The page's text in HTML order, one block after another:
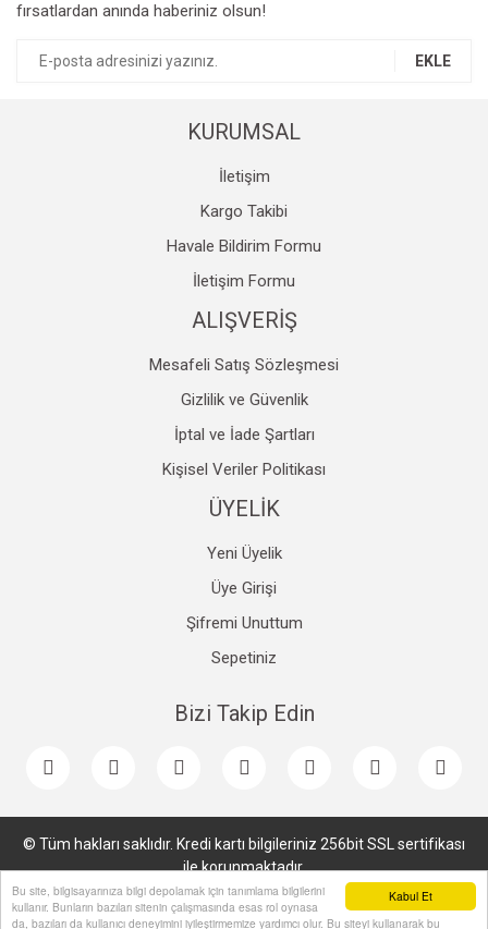
Kabul Et
Bu site, bilgisayarınıza bilgi depolamak için tanımlama bilgilerini
kullanır. Bunların bazıları sitenin çalışmasında esas rol oynasa
da, bazıları da kullanıcı deneyimini iyileştirmemize yardımcı olur. Bu siteyi kullanarak bu
Ürün açıklamasında eksik bilgiler bulunuyor.
Gönder
fırsatlardan anında haberiniz olsun!
EKLE
KURUMSAL
İletişim
Kargo Takibi
Havale Bildirim Formu
İletişim Formu
ALIŞVERİŞ
Mesafeli Satış Sözleşmesi
Gizlilik ve Güvenlik
İptal ve İade Şartları
Kişisel Veriler Politikası
ÜYELİK
Yeni Üyelik
Üye Girişi
Şifremi Unuttum
Sepetiniz
Bizi Takip Edin
© Tüm hakları saklıdır. Kredi kartı bilgileriniz 256bit SSL sertifikası
ile korunmaktadır.